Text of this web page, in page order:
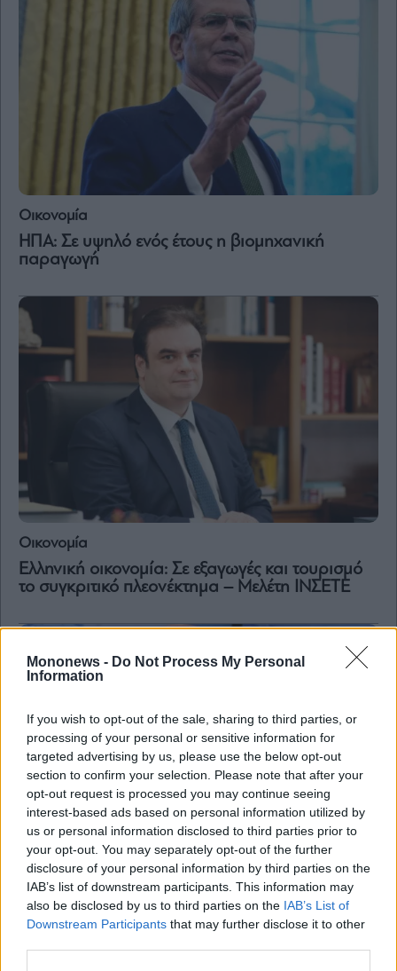
Mononews - Do Not Process My Personal
Information
If you wish to opt-out of the sale, sharing to third parties, or
processing of your personal or sensitive information for
targeted advertising by us, please use the below opt-out
section to confirm your selection. Please note that after your
opt-out request is processed you may continue seeing
interest-based ads based on personal information utilized by
us or personal information disclosed to third parties prior to
your opt-out. You may separately opt-out of the further
disclosure of your personal information by third parties on the
IAB’s list of downstream participants. This information may
also be disclosed by us to third parties on the IAB’s List of
Downstream Participants that may further disclose it to other
Οικονομία
ΗΠΑ: Σε υψηλό ενός έτους η βιομηχανική
παραγωγή
Οικονομία
Ελληνική οικονομία: Σε εξαγωγές και τουρισμό
το συγκριτικό πλεονέκτημα – Μελέτη ΙΝΣΕΤΕ
Οικονομία
ΕΛΣΤΑΤ: Αύξηση 3,9% σημείωσε η βιομηχανική
παραγωγή τον Δεκέμβριο